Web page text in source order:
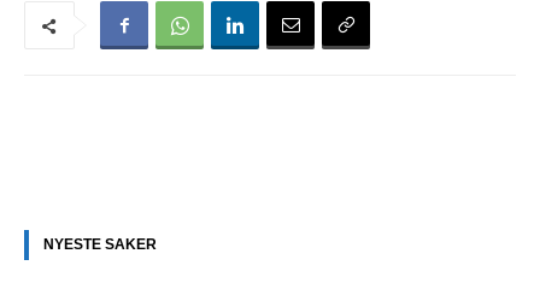
NYESTE SAKER